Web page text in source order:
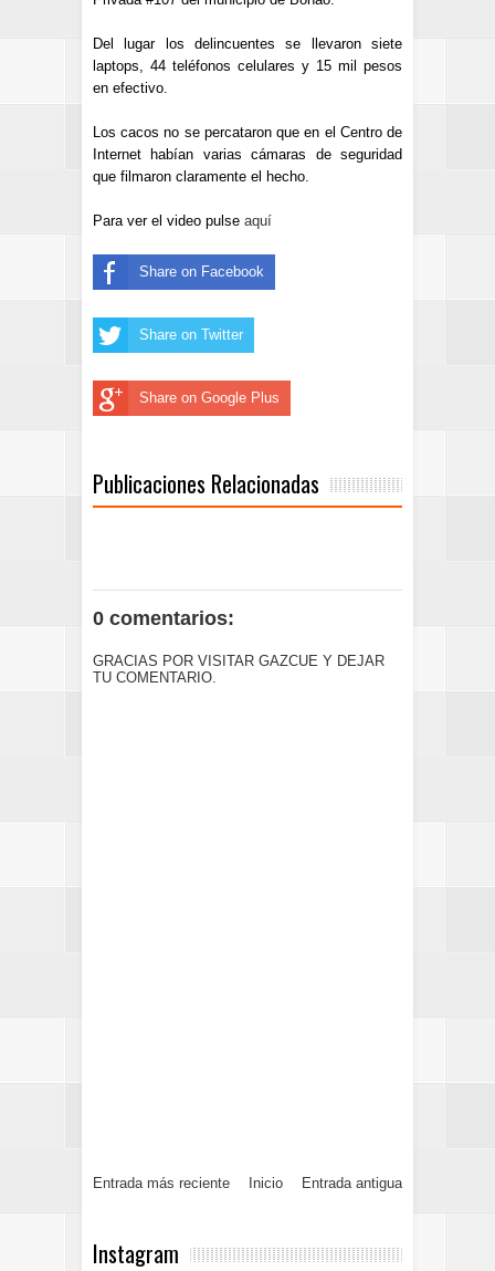
Del lugar los delincuentes se llevaron siete
laptops, 44 teléfonos celulares y 15 mil pesos
en efectivo.
Los cacos no se percataron que en el Centro de
Internet habían varias cámaras de seguridad
que filmaron claramente el hecho.
Para ver el video pulse aquí
Share on Facebook
Share on Twitter
Share on Google Plus
Publicaciones Relacionadas
0 comentarios:
GRACIAS POR VISITAR GAZCUE Y DEJAR
TU COMENTARIO.
Entrada más reciente Entrada antigua
Inicio
Instagram